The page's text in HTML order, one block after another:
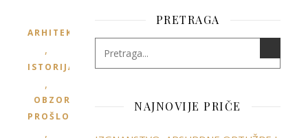
ARHITEKTURA
,
ISTORIJA
,
OBZORJA
PROŠLOSTI
,
PRETRAGA
NAJNOVIJE PRIČE